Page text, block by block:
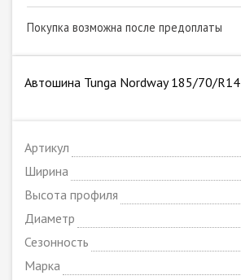
Покупка возможна после предоплаты
Автошина Tunga Nordway 185/70/
Артикул
Ширина
Высота профиля
Диаметр
Сезонность
Марка